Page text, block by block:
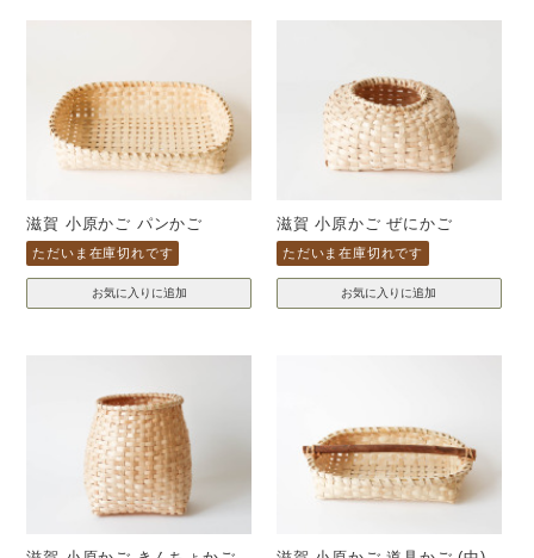
滋賀 小原かご パンかご
ただいま在庫切れです
滋賀 小原かご ぜにかご
ただいま在庫切れです